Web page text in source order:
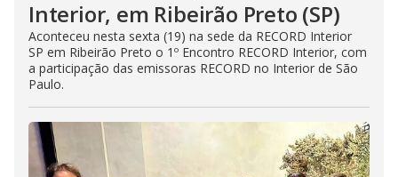
Interior, em Ribeirão Preto (SP)
Aconteceu nesta sexta (19) na sede da RECORD Interior
SP em Ribeirão Preto o 1º Encontro RECORD Interior, com
a participação das emissoras RECORD no Interior de São
Paulo.